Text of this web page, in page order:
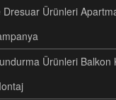
Ürünleri
Ürünleri Balkon